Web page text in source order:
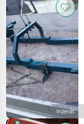
Inzerát